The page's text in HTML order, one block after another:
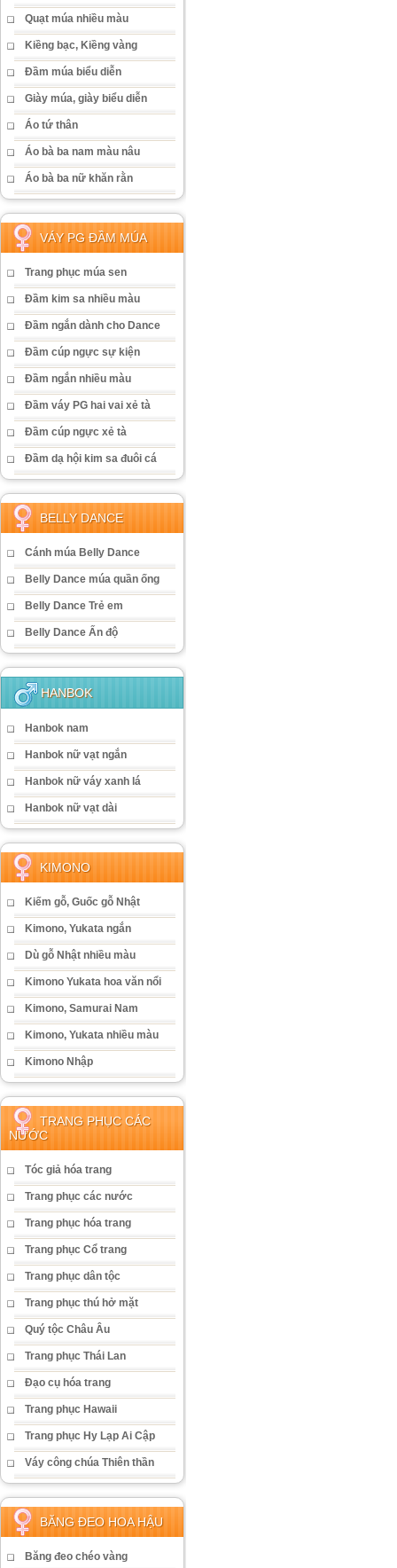
Quạt múa nhiều màu
Kiềng bạc, Kiềng vàng
Đầm múa biểu diễn
Giày múa, giày biểu diễn
Áo tứ thân
Áo bà ba nam màu nâu
Áo bà ba nữ khăn rằn
VÁY PG ĐẦM MÚA
Trang phục múa sen
Đầm kim sa nhiều màu
Đầm ngắn dành cho Dance
Đầm cúp ngực sự kiện
Đầm ngắn nhiều màu
Đầm váy PG hai vai xẻ tà
Đầm cúp ngực xẻ tà
Đầm dạ hội kim sa đuôi cá
BELLY DANCE
Cánh múa Belly Dance
Belly Dance múa quần ống
Belly Dance Trẻ em
Belly Dance Ấn độ
HANBOK
Hanbok nam
Hanbok nữ vạt ngắn
Hanbok nữ váy xanh lá
Hanbok nữ vạt dài
KIMONO
Kiếm gỗ, Guốc gỗ Nhật
Kimono, Yukata ngắn
Dù gỗ Nhật nhiều màu
Kimono Yukata hoa văn nổi
Kimono, Samurai Nam
Kimono, Yukata nhiều màu
Kimono Nhập
TRANG PHỤC CÁC
NƯỚC
Tóc giả hóa trang
Trang phục các nước
Trang phục hóa trang
Trang phục Cổ trang
Trang phục dân tộc
Trang phục thú hở mặt
Quý tộc Châu Âu
Trang phục Thái Lan
Đạo cụ hóa trang
Trang phục Hawaii
Trang phục Hy Lạp Ai Cập
Váy công chúa Thiên thần
BĂNG ĐEO HOA HẬU
Băng đeo chéo vàng